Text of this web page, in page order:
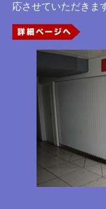
応させていただきま